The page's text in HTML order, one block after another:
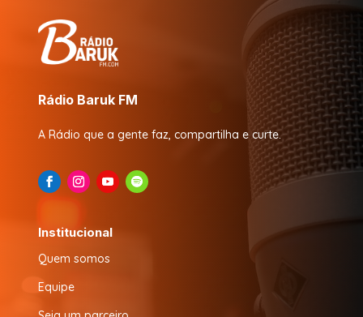
Rádio Baruk FM
A Rádio que a gente faz, compartilha e curte.
Institucional
Quem somos
Equipe